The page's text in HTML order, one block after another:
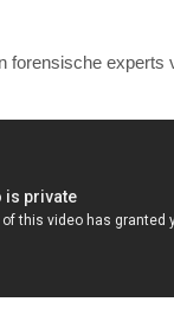
forensische